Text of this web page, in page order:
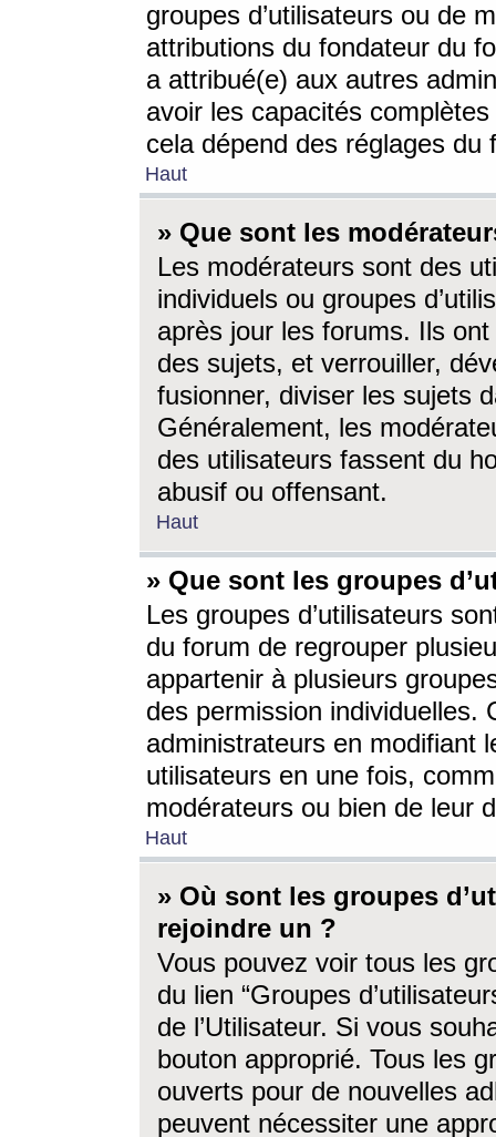
groupes d’utilisateurs ou de
attributions du fondateur du
a attribué(e) aux autres
avoir les capacités
cela dépend des réglages du
Haut
» Que sont les
Les modérateurs sont des
individuels ou groupes
après jour les forums. Ils ont
des sujets, et verrouiller,
fusionner, diviser les sujets
Généralement, les
des utilisateurs fassent du
abusif ou offensant.
Haut
» Que sont les groupes
Les groupes d’utilisateurs
du forum de regrouper
appartenir à plusieurs
des permission individuelles.
administrateurs en modifiant
utilisateurs en une fois,
modérateurs ou bien de leur
Haut
» Où sont les groupes
rejoindre un ?
Vous pouvez voir tous les
du lien “Groupes
de l’Utilisateur. Si vous
bouton approprié. Tous les
ouverts pour de nouvelles
peuvent nécessiter une